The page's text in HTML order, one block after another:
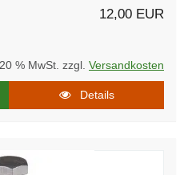
12,00 EUR
% MwSt. zzgl. Versandkosten
Details